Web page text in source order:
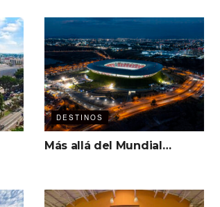
DESTINOS
Más allá del Mundial…